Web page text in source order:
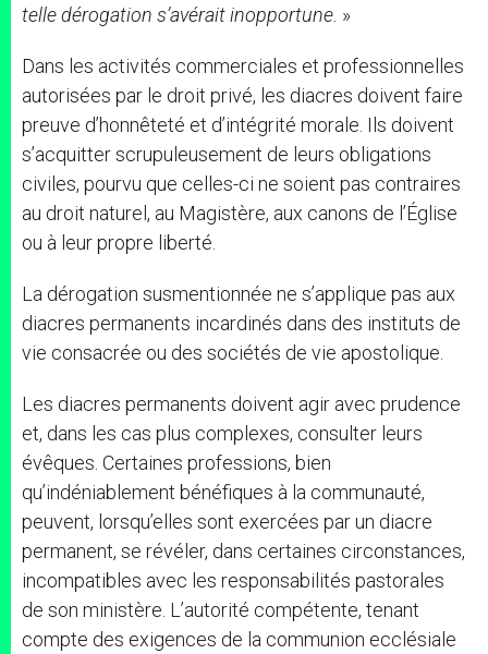
telle dérogation s’avérait inopportune. »
Dans les activités commerciales et professionnelles
autorisées par le droit privé, les diacres doivent faire
preuve d’honnêteté et d’intégrité morale. Ils doivent
s’acquitter scrupuleusement de leurs obligations
civiles, pourvu que celles-ci ne soient pas contraires
au droit naturel, au Magistère, aux canons de l’Église
ou à leur propre liberté.
La dérogation susmentionnée ne s’applique pas aux
diacres permanents incardinés dans des instituts de
vie consacrée ou des sociétés de vie apostolique.
Les diacres permanents doivent agir avec prudence
et, dans les cas plus complexes, consulter leurs
évêques. Certaines professions, bien
qu’indéniablement bénéfiques à la communauté,
peuvent, lorsqu’elles sont exercées par un diacre
permanent, se révéler, dans certaines circonstances,
incompatibles avec les responsabilités pastorales
de son ministère. L’autorité compétente, tenant
compte des exigences de la communion ecclésiale